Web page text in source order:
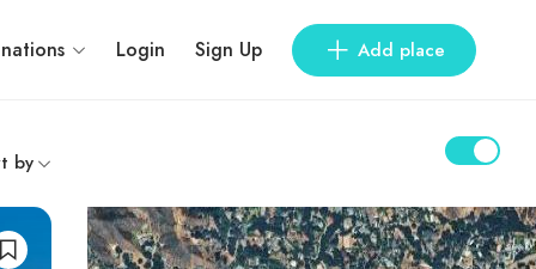
Login Sign Up Add place
by